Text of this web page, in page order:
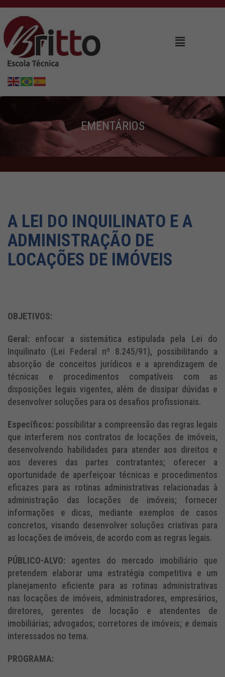
EMENTÁRIOS
A LEI DO INQUILINATO E A
ADMINISTRAÇÃO DE
LOCAÇÕES DE IMÓVEIS
OBJETIVOS:
Geral: enfocar a sistemática estipulada pela Lei do
Inquilinato (Lei Federal nº 8.245/91), possibilitando a
absorção de conceitos jurídicos e a aprendizagem de
técnicas e procedimentos compatíveis com as
disposições legais vigentes, além de dissipar dúvidas e
desenvolver soluções para os desafios profissionais.
Específicos: possibilitar a compreensão das regras legais
que interferem nos contratos de locações de imóveis,
desenvolvendo habilidades para atender aos direitos e
aos deveres das partes contratantes; oferecer a
oportunidade de aperfeiçoar técnicas e procedimentos
eficazes para as rotinas administrativas relacionadas à
administração das locações de imóveis; fornecer
informações e dicas, mediante exemplos de casos
concretos, visando desenvolver soluções criativas para
as locações de imóveis, de acordo com as regras legais.
PÚBLICO-ALVO: agentes do mercado imobiliário que
pretendem elaborar uma estratégia competitiva e um
planejamento eficiente para as rotinas administrativas
nas locações de imóveis, administradores, empresários,
diretores, gerentes de locação e atendentes de
imobiliárias; advogados; corretores de imóveis; e demais
interessados no tema.
PROGRAMA: